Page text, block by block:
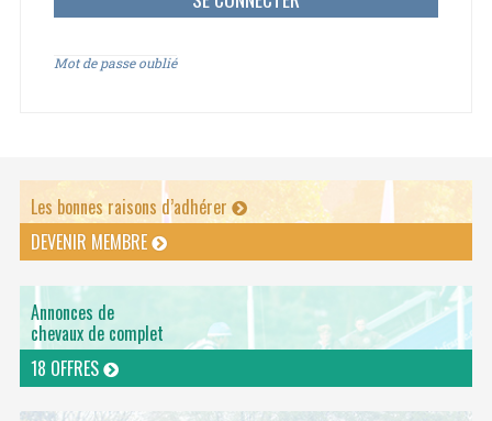
Mot de passe oublié
Les bonnes raisons d’adhérer
DEVENIR MEMBRE
Annonces de
chevaux de complet
18 OFFRES